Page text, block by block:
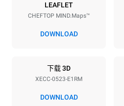
电压
380-415V 3N~ / 220-240V
3~ / 220-240V 1N~
50 / 60 Hz
LEAFLET
CHEFTOP MIND.Maps™
DOWNLOAD
下载 3D
XECC-0523-E1RM
DOWNLOAD